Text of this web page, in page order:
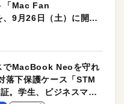
「Mac Fan
9月26日（土）に開催
でMacBook Neoを守れ
落下保護ケース「STM
。学生、ビジネスマン